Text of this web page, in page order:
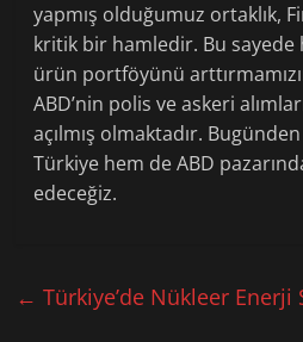
yapmış olduğumuz ortaklık,
kritik bir hamledir. Bu sayede
ürün portföyünü
ABD’nin polis ve askeri
açılmış olmaktadır.
Türkiye hem de ABD
edeceğiz.
← Türkiye’de Nükleer Enerji